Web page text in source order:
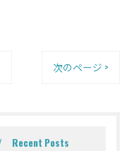
次のページ >
Recent Posts